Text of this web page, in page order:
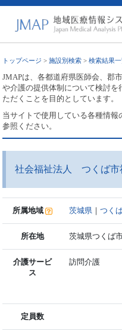
トップページ >施設別検索 >検索結果
JMAPは、各都道府県医師会、郡
や介護の提供体制について検討
ただくことを目的としています。
当サイトで使用している各種情報
参照ください。
社会福祉法人 つくば市
所属地域 茨城県 ｜つく
所在地 茨城県つくば
介護サービ
ス
訪問介護
定員数